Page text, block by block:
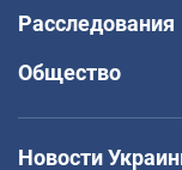
Расследования
Общество
Новости